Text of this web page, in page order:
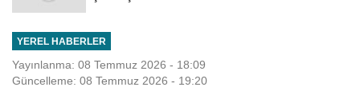
YEREL HABERLER
Yayınlanma: 08 Temmuz 2026 - 18:09
Güncelleme: 08 Temmuz 2026 - 19:20